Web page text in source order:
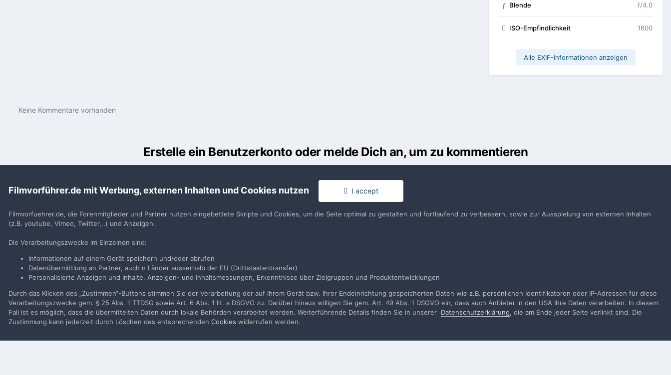
f Blende f/4.0
ISO-Empfindlichkeit 1600
Alle EXIF-Informationen anzeigen
Keine Kommentare vorhanden
Erstelle ein Benutzerkonto oder melde Dich an, um zu kommentieren
Neues Benutzerkonto für unsere Community erstellen. Es ist einfach! Du hast bereits ein Benutzerkonto? Melde Dich hier an.
Filmvorführer.de via Google durchsuchen:
Filmvorführer.de mit Werbung, externen Inhalten und Cookies nutzen I accept
Filmvorfuehrer.de, die Forenmitglieder und Partner nutzen eingebettete Skripte und Cookies, um die Seite optimal zu gestalten und fortlaufend zu verbessern, sowie zur Ausspielung von externen Inhalten
(z.B. youtube, Vimeo, Twitter,..) und Anzeigen.
Die Verarbeitungszwecke im Einzelnen sind:
Informationen auf einem Gerät speichern und/oder abrufen
Datenübermittlung an Partner, auch n Länder ausserhalb der EU (Drittstaatentransfer)
Personalisierte Anzeigen und Inhalte, Anzeigen- und Inhaltsmessungen, Erkenntnisse über Zielgruppen und Produktentwicklungen
Durch das Klicken des „Zustimmen“-Buttons stimmen Sie der Verarbeitung der auf Ihrem Gerät bzw. Ihrer Endeinrichtung gespeicherten Daten wie z.B. persönlichen Identifikatoren oder IP-Adressen für diese
Verarbeitungszwecke gem. § 25 Abs. 1 TTDSG sowie Art. 6 Abs. 1 lit. a DSGVO zu. Darüber hinaus willigen Sie gem. Art. 49 Abs. 1 DSGVO ein, dass auch Anbieter in den USA Ihre Daten verarbeiten. In diesem
Fall ist es möglich, dass die übermittelten Daten durch lokale Behörden verarbeitet werden. Weiterführende Details finden Sie in unserer Datenschutzerklärung, die am Ende jeder Seite verlinkt sind. Die
Zustimmung kann jederzeit durch Löschen des entsprechenden Cookies widerrufen werden.